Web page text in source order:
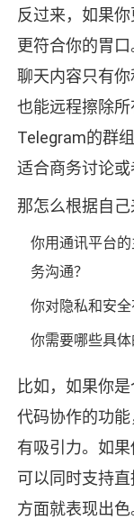
反过来，如果
更符合你的胃
聊天内容只有
也能远程擦除所
Telegram的群
适合商务讨论或
那怎么根据自己
你用通讯平台
务沟通？
你对隐私和安全
你需要哪些具
比如，如果你
代码协作的功
有吸引力。如
可以同时支持
方面就表现出色